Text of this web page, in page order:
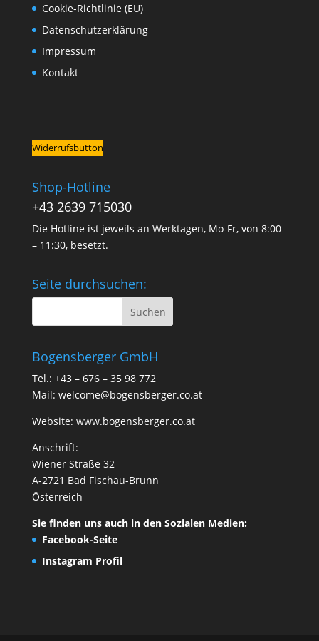
Cookie-Richtlinie (EU)
Datenschutzerklärung
Impressum
Kontakt
Widerrufsbutton
Shop-Hotline
+43 2639 715030
Die Hotline ist jeweils an Werktagen, Mo-Fr, von 8:00
– 11:30, besetzt.
Seite durchsuchen:
Bogensberger GmbH
Tel.: +43 – 676 – 35 98 772
Mail: welcome@bogensberger.co.at
Website: www.bogensberger.co.at
Anschrift:
Wiener Straße 32
A-2721 Bad Fischau-Brunn
Österreich
Sie finden uns auch in den Sozialen Medien:
Facebook-Seite
Instagram Profil